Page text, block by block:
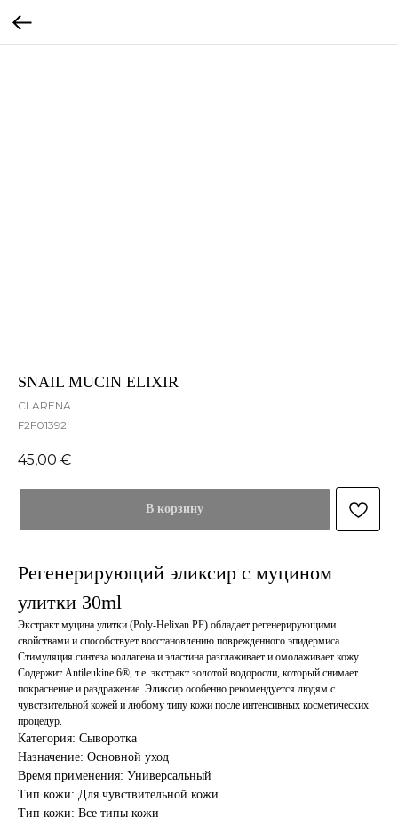
SNAIL MUCIN ELIXIR
CLARENA
F2F01392
45,00 €
В корзину
Регенерирующий эликсир с муцином
улитки 30ml
Экстракт муцина улитки (Poly-Helixan PF) обладает регенерирующими
свойствами и способствует восстановлению поврежденного эпидермиса.
Стимуляция синтеза коллагена и эластина разглаживает и омолаживает кожу.
Содержит Antileukine 6®, т.е. экстракт золотой водоросли, который снимает
покраснение и раздражение. Эликсир особенно рекомендуется людям с
чувствительной кожей и любому типу кожи после интенсивных косметических
процедур.
Категория: Сыворотка
Назначение: Основной уход
Время применения: Универсальный
Тип кожи: Для чувствительной кожи
Тип кожи: Все типы кожи